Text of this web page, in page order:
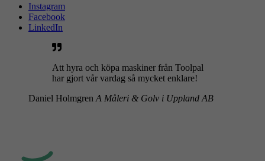
Instagram
Facebook
LinkedIn
Att hyra och köpa maskiner från Toolpal
har gjort vår vardag så mycket enklare!
Daniel Holmgren A Måleri & Golv i Uppland AB